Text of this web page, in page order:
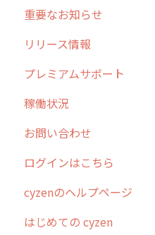
メンテナンス
外廻り営業
清掃
不動産
重要なお知らせ
過去の重要なお知らせ
障害情報
リリース情報
リリース
2026年のリリース情報
2025年のリリース情報
2024年のリリース情報
2023年のリリース情報
過去のリリース
プレミアムサポート
稼働状況
お問い合わせ
ログインはこちら
cyzenのヘルプページ
はじめての cyzen